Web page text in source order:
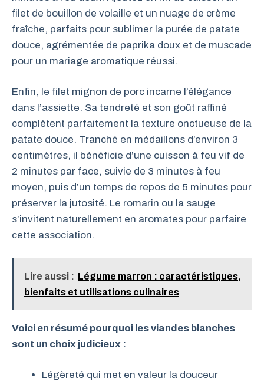
filet de bouillon de volaille et un nuage de crème
fraîche, parfaits pour sublimer la purée de patate
douce, agrémentée de paprika doux et de muscade
pour un mariage aromatique réussi.
Enfin, le filet mignon de porc incarne l’élégance
dans l’assiette. Sa tendreté et son goût raffiné
complètent parfaitement la texture onctueuse de la
patate douce. Tranché en médaillons d’environ 3
centimètres, il bénéficie d’une cuisson à feu vif de
2 minutes par face, suivie de 3 minutes à feu
moyen, puis d’un temps de repos de 5 minutes pour
préserver la jutosité. Le romarin ou la sauge
s’invitent naturellement en aromates pour parfaire
cette association.
Lire aussi : Légume marron : caractéristiques,
bienfaits et utilisations culinaires
Voici en résumé pourquoi les viandes blanches
sont un choix judicieux :
Légèreté qui met en valeur la douceur